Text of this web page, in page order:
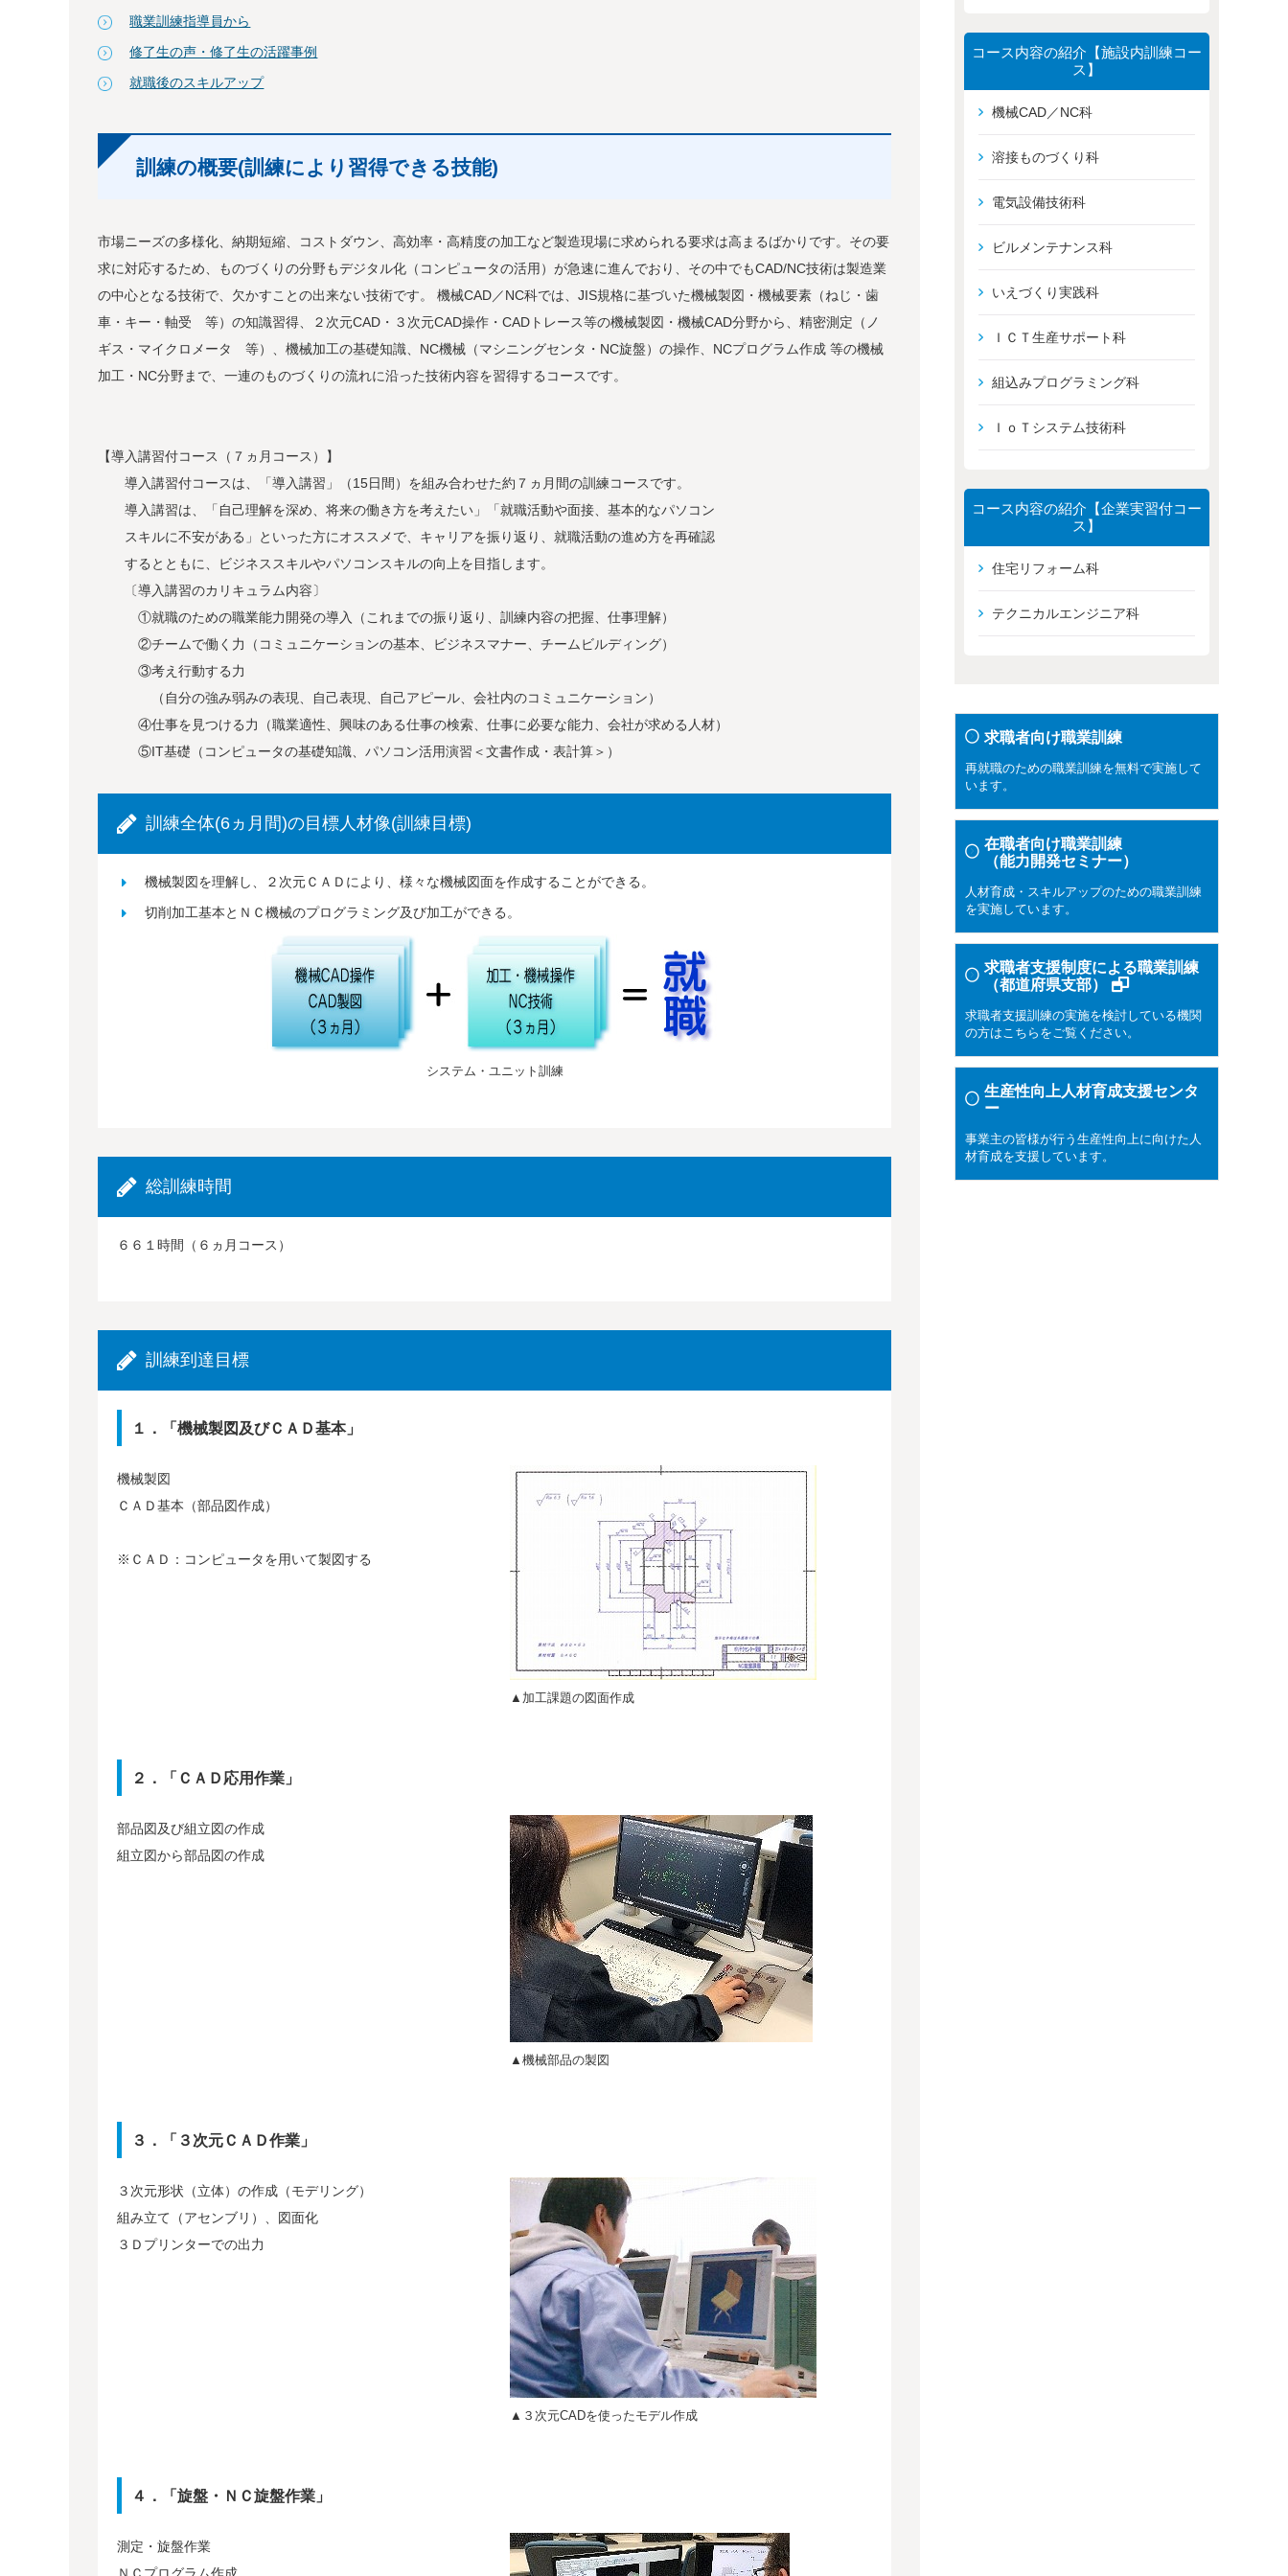
職業訓練指導員から
修了生の声・修了生の活躍事例
就職後のスキルアップ
訓練の概要(訓練により習得できる技能)
市場ニーズの多様化、納期短縮、コストダウン、高効率・高精度の加工など製造現場に求められる要求は高まるばかりです。その要
求に対応するため、ものづくりの分野もデジタル化（コンピュータの活用）が急速に進んでおり、その中でもCAD/NC技術は製造業
の中心となる技術で、欠かすことの出来ない技術です。 機械CAD／NC科では、JIS規格に基づいた機械製図・機械要素（ねじ・歯
車・キー・軸受 等）の知識習得、２次元CAD・３次元CAD操作・CADトレース等の機械製図・機械CAD分野から、精密測定（ノ
ギス・マイクロメータ 等）、機械加工の基礎知識、NC機械（マシニングセンタ・NC旋盤）の操作、NCプログラム作成 等の機械
加工・NC分野まで、一連のものづくりの流れに沿った技術内容を習得するコースです。
【導入講習付コース（７ヵ月コース）】
導入講習付コースは、「導入講習」（15日間）を組み合わせた約７ヵ月間の訓練コースです。
導入講習は、「自己理解を深め、将来の働き方を考えたい」「就職活動や面接、基本的なパソコン
スキルに不安がある」といった方にオススメで、キャリアを振り返り、就職活動の進め方を再確認
するとともに、ビジネススキルやパソコンスキルの向上を目指します。
〔導入講習のカリキュラム内容〕
①就職のための職業能力開発の導入（これまでの振り返り、訓練内容の把握、仕事理解）
②チームで働く力（コミュニケーションの基本、ビジネスマナー、チームビルディング）
③考え行動する力
（自分の強み弱みの表現、自己表現、自己アピール、会社内のコミュニケーション）
④仕事を見つける力（職業適性、興味のある仕事の検索、仕事に必要な能力、会社が求める人材）
⑤IT基礎（コンピュータの基礎知識、パソコン活用演習＜文書作成・表計算＞）
訓練全体(6ヵ月間)の目標人材像(訓練目標)
機械製図を理解し、２次元ＣＡＤにより、様々な機械図面を作成することができる。
切削加工基本とＮＣ機械のプログラミング及び加工ができる。
システム・ユニット訓練
総訓練時間
６６１時間（６ヵ月コース）
訓練到達目標
１．「機械製図及びＣＡＤ基本」
機械製図
ＣＡＤ基本（部品図作成）
※ＣＡＤ：コンピュータを用いて製図する
▲加工課題の図面作成
２．「ＣＡＤ応用作業」
部品図及び組立図の作成
組立図から部品図の作成
▲機械部品の製図
３．「３次元ＣＡＤ作業」
３次元形状（立体）の作成（モデリング）
組み立て（アセンブリ）、図面化
３Ｄプリンターでの出力
▲３次元CADを使ったモデル作成
４．「旋盤・ＮＣ旋盤作業」
測定・旋盤作業
コース内容の紹介【施設内訓練コー
ス】
機械CAD／NC科
溶接ものづくり科
電気設備技術科
ビルメンテナンス科
いえづくり実践科
ＩＣＴ生産サポート科
組込みプログラミング科
ＩｏＴシステム技術科
コース内容の紹介【企業実習付コー
ス】
住宅リフォーム科
テクニカルエンジニア科
求職者向け職業訓練
再就職のための職業訓練を無料で実施して
います。
在職者向け職業訓練
（能力開発セミナー）
人材育成・スキルアップのための職業訓練
を実施しています。
求職者支援制度による職業訓練
（都道府県支部）
求職者支援訓練の実施を検討している機関
の方はこちらをご覧ください。
生産性向上人材育成支援センタ
ー
事業主の皆様が行う生産性向上に向けた人
材育成を支援しています。